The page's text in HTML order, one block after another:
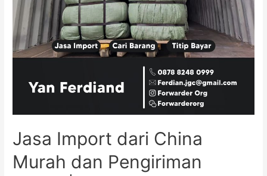
Jasa Import dari China
Murah dan Pengiriman